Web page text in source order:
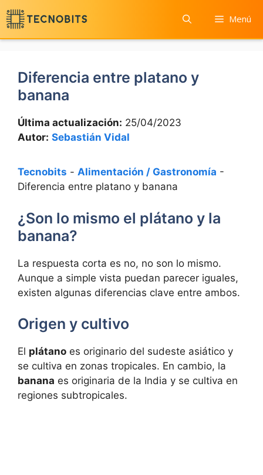
Saltar
al
contenido
Menú
Diferencia entre platano y
banana
Última actualización: 25/04/2023
Autor: Sebastián Vidal
Tecnobits - Alimentación / Gastronomía -
Diferencia entre platano y banana
¿Son lo mismo el plátano y la
banana?
La respuesta corta es no, no son lo mismo.
Aunque a simple vista puedan parecer iguales,
existen algunas diferencias clave entre ambos.
Origen y cultivo
El plátano es originario del sudeste asiático y
se cultiva en zonas tropicales. En cambio, la
banana es originaria de la India y se cultiva en
regiones subtropicales.